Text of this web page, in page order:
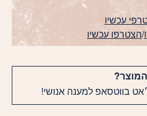
עכשיו
/הצטרפו עכשיו
בווטסאפ למענה אנושי!